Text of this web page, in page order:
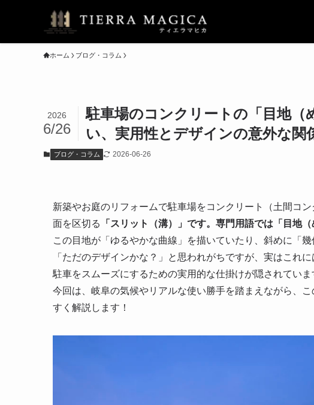
ホーム ブログ・コラム
駐車場のコンクリートの「目地
い、実用性とデザインの意外な関
2026
6/26
ブログ・コラム 2026-06-26
新築やお庭のリフォームで駐車場をコンクリート（土間コ
面を区切る
「スリット（溝）」です。専門用語では「目地（
この目地が「ゆるやかな曲線」を描いていたり、斜めに「
「ただのデザインかな？」と思われがちですが、実はこれ
駐車をスムーズにするための実用的な仕掛けが隠されていま
今回は、岐阜の気候やリアルな使い勝手を踏まえながら、
すく解説します！